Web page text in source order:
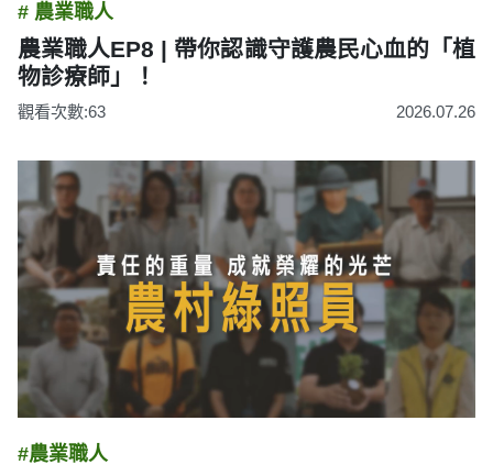
# 農業職人
農業職人EP8 | 帶你認識守護農民心血的「植
物診療師」！
觀看次數:63 2026.07.26
#農業職人